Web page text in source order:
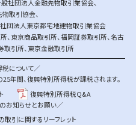
社団法人金融先物取引業協会、
物取引協会、
団法人東京都宅地建物取引業協会
、 東京商品取引所、福岡証券取引所、名古
取引所、 東京金融取引所
について／
年間、復興特別所得税が課税されます。
復興特別所得税Q&A
お知らせとお願い／
引に関するリーフレット